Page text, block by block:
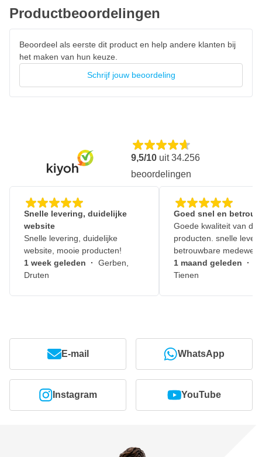
Productbeoordelingen
Beoordeel als eerste dit product en help andere klanten bij
het maken van hun keuze.
Schrijf jouw beoordeling
9,5/10 uit34.256
beoordelingen
Snelle levering, duidelijke
website
Snelle levering, duidelijke
website, mooie producten!
1 week geleden · Gerben,
Druten
Goed snel en
Goede kwaliteit van de
producten. snelle
betrouwbare
1 maand geleden ·
Tienen
E-mail WhatsApp
Instagram YouTube